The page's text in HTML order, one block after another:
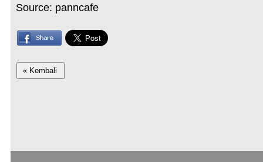
Source: panncafe